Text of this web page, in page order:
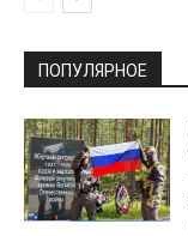
ПОПУЛЯРНОЕ